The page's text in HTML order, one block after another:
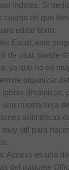
índices. Si
cuenta de que
editar texto.
Excel, este
de usar, puede
ya que no es
organizar
tablas dinámicas,
una misma hoja
aritméticas
útil para
Access es una
del paquete